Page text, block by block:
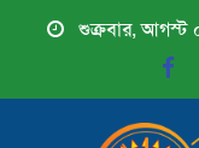
শুক্রবার, আগস্ট